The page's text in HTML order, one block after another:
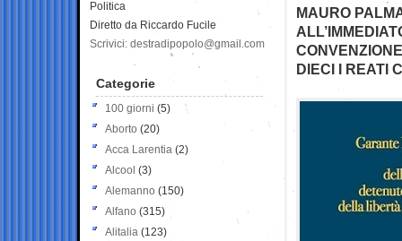
MAURO
DIECI I REATI
Politica
Diretto da Riccardo Fucile
Scrivici: destradipopolo@gmail.com
Categorie
100 giorni (5)
Aborto (20)
Acca Larentia (2)
Alcool (3)
Alemanno (150)
Alfano (315)
Alitalia (123)